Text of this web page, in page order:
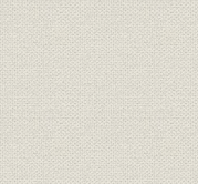
本柱の確立と組織の拡充
事業への進出
の本格化
事業への進出